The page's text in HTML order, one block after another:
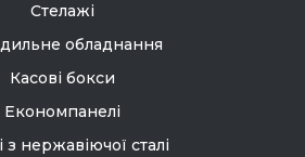
Стелажі
обладнання
Касові бокси
Економпанелі
з нержавіючої сталі